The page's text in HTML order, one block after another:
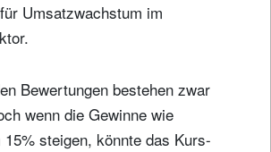
Umsatzwachstum im
Bewertungen bestehen zwar
wenn die Gewinne wie
steigen, könnte das Kurs-